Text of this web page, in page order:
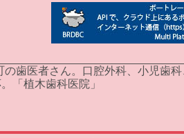
の歯医者さん。口腔外科、小児歯
「植木歯科医院」